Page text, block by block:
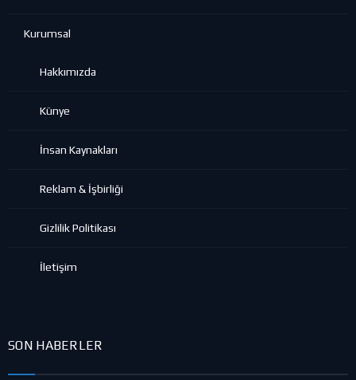
Kurumsal
Hakkımızda
Künye
İnsan Kaynakları
Reklam & İşbirliği
Gizlilik Politikası
İletişim
SON HABERLER